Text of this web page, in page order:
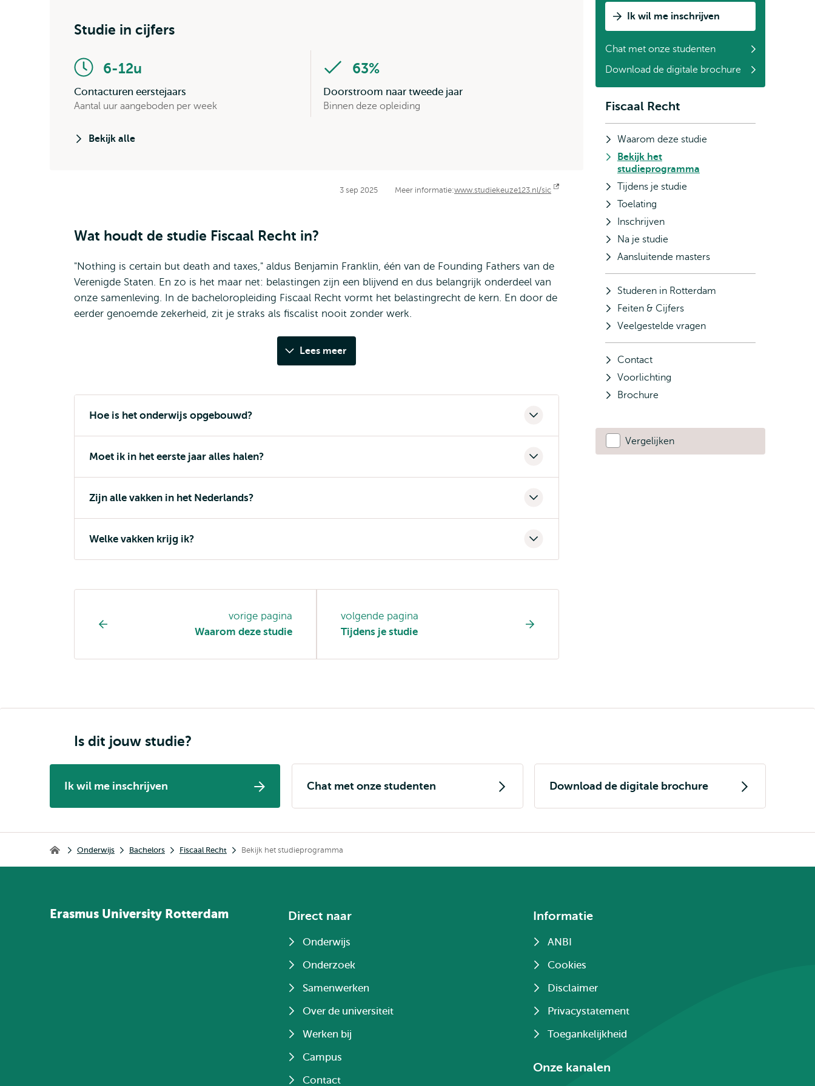
Studie in cijfers
6-12u
Contacturen eerstejaars
Aantal uur aangeboden per week
63%
Doorstroom naar tweede jaar
Binnen deze opleiding
Bekijk alle
3 sep 2025 Meer informatie:www.studiekeuze123.nl/sic
Wat houdt de studie Fiscaal Recht in?
"Nothing is certain but death and taxes," aldus Benjamin Franklin, één van de Founding Fathers van de
Verenigde Staten. En zo is het maar net: belastingen zijn een blijvend en dus belangrijk onderdeel van
onze samenleving. In de bacheloropleiding Fiscaal Recht vormt het belastingrecht de kern. En door de
eerder genoemde zekerheid, zit je straks als fiscalist nooit zonder werk.
Lees meer
Hoe is het onderwijs opgebouwd?
Moet ik in het eerste jaar alles halen?
Zijn alle vakken in het Nederlands?
Welke vakken krijg ik?
pagina
vorige pagina
Waarom deze studie
volgende pagina
Tijdens je studie
Ik wil me inschrijven
Chat met onze studenten
Download de digitale brochure
Subnavigatie
Fiscaal Recht
Waarom deze studie
Bekijk het
studieprogramma
Tijdens je studie
Toelating
Inschrijven
Na je studie
Aansluitende masters
Studeren in Rotterdam
Feiten & Cijfers
Veelgestelde vragen
Contact
Voorlichting
Brochure
Vergelijken
Is dit jouw studie?
Ik wil me inschrijven Chat met onze studenten Download de digitale brochure
Home Onderwijs Bachelors Fiscaal Recht Bekijk het studieprogramma
Erasmus University Rotterdam Direct naar
Onderwijs
Onderzoek
Samenwerken
Over de universiteit
Werken bij
Campus
Contact
Informatie
ANBI
Cookies
Disclaimer
Privacystatement
Toegankelijkheid
Onze kanalen